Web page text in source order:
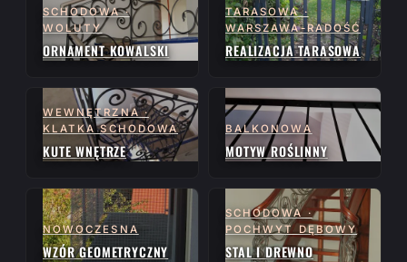
SCHODOWA ·
WOLUTY
ORNAMENT KOWALSKI
TARASOWA ·
WARSZAWA-RADOŚĆ
REALIZACJA TARASOWA
WEWNĘTRZNA ·
KLATKA SCHODOWA
KUTE WNĘTRZE
BALKONOWA
MOTYW ROŚLINNY
NOWOCZESNA
WZÓR GEOMETRYCZNY
SCHODOWA ·
POCHWYT DĘBOWY
STAL I DREWNO